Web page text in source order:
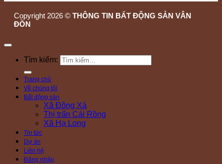
Copyright 2026 © THÔNG TIN BẤT ĐỘNG SẢN VÂN
ĐỒN
Tìm kiếm:
Trang chủ
Về chúng tôi
Bất động sản
Xã Đông Xá
Thị trấn Cái Rồng
Xã Hạ Long
Tin tức
Dự án
Liên hệ
Đăng nhập